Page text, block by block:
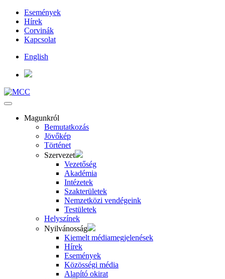
Események
Hírek
Corvinák
Kapcsolat
English
Magunkról
Bemutatkozás
Jövőkép
Történet
Szervezet
Vezetőség
Akadémia
Intézetek
Szakterületek
Nemzetközi vendégeink
Testületek
Helyszínek
Nyilvánosság
Kiemelt médiamegjelenések
Hírek
Események
Közösségi média
Alapító okirat